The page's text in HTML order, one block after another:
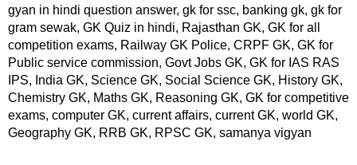
gyan in hindi question answer, gk for ssc, banking gk, gk for
gram sewak, GK Quiz in hindi, Rajasthan GK, GK for all
competition exams, Railway GK Police, CRPF GK, GK for
Public service commission, Govt Jobs GK, GK for IAS RAS
IPS, India GK, Science GK, Social Science GK, History GK,
Chemistry GK, Maths GK, Reasoning GK, GK for competitive
exams, computer GK, current affairs, current GK, world GK,
Geography GK, RRB GK, RPSC GK, samanya vigyan